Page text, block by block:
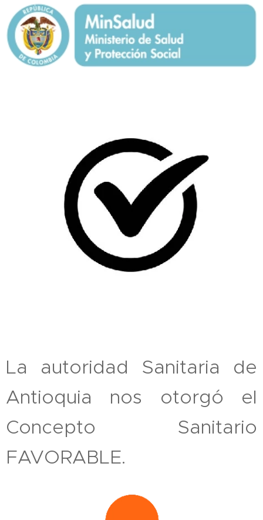
La autoridad Sanitaria de
Antioquia nos otorgó el
Concepto Sanitario
FAVORABLE.